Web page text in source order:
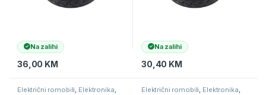
Na zalihi
36,00 KM
Na zalihi
30,40 KM
Električni romobili Elektronika Električni romobili Elektronika